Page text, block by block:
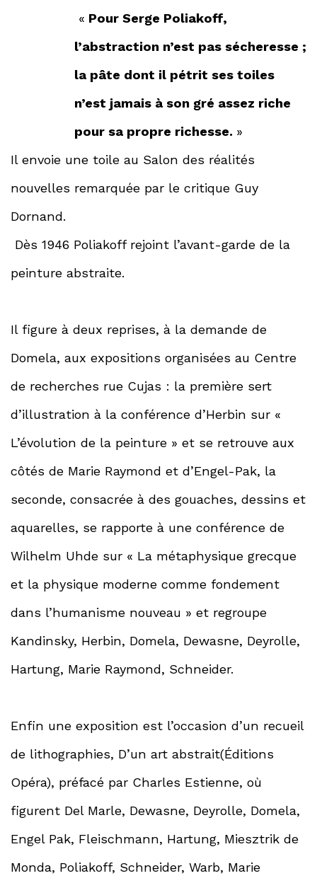
« Pour Serge Poliakoff,
l’abstraction n’est pas sécheresse ;
la pâte dont il pétrit ses toiles
n’est jamais à son gré assez riche
pour sa propre richesse. »
Il envoie une toile au Salon des réalités
nouvelles remarquée par le critique Guy
Dornand.
Dès 1946 Poliakoff rejoint l’avant-garde de la
peinture abstraite.
Il figure à deux reprises, à la demande de
Domela, aux expositions organisées au Centre
de recherches rue Cujas : la première sert
d’illustration à la conférence d’Herbin sur «
L’évolution de la peinture » et se retrouve aux
côtés de Marie Raymond et d’Engel-Pak, la
seconde, consacrée à des gouaches, dessins et
aquarelles, se rapporte à une conférence de
Wilhelm Uhde sur « La métaphysique grecque
et la physique moderne comme fondement
dans l’humanisme nouveau » et regroupe
Kandinsky, Herbin, Domela, Dewasne, Deyrolle,
Hartung, Marie Raymond, Schneider.
Enfin une exposition est l’occasion d’un recueil
de lithographies, D’un art abstrait(Éditions
Opéra), préfacé par Charles Estienne, où
figurent Del Marle, Dewasne, Deyrolle, Domela,
Engel Pak, Fleischmann, Hartung, Miesztrik de
Monda, Poliakoff, Schneider, Warb, Marie